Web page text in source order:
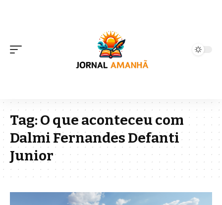
Tag:O que aconteceu com
Dalmi Fernandes Defanti
Junior